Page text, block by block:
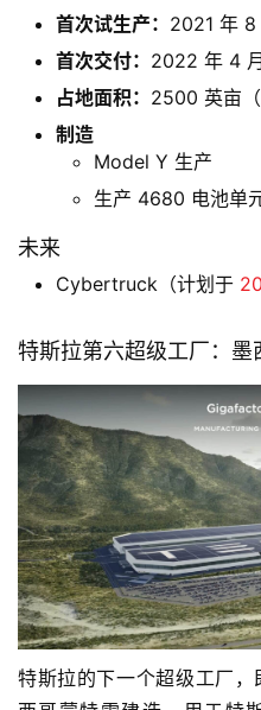
首次试生产： 2021 年 8
首次交付： 2022 年 4
占地面积： 2500 英亩
制造
Model Y 生产
生产 4680 电池单
未来
Cybertruck（计划于
特斯拉第六超级工厂：墨
特斯拉的下一个超级工厂